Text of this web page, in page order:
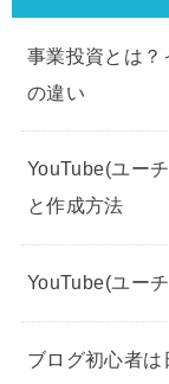
事業投資とは？
の違い
YouTube(ユー
と作成方法
YouTube(ユー
ブログ初心者